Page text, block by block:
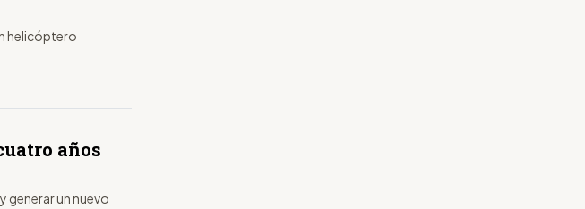
helicóptero
años
generar un nuevo